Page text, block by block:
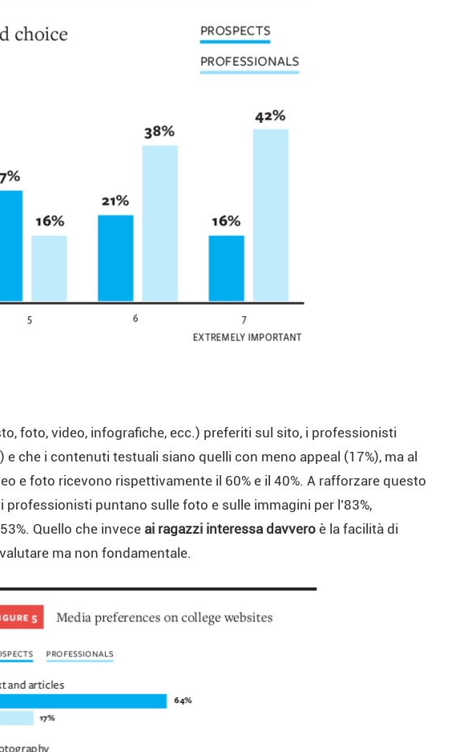
foto, video, infografiche, ecc.) preferiti sul sito, i professionisti
e che i contenuti testuali siano quelli con meno appeal (17%), ma al
e foto ricevono rispettivamente il 60% e il 40%. A rafforzare questo
puntano sulle foto e sulle immagini per l’83%,
Quello che invece ai ragazzi interessa davvero è la facilità di
ma non fondamentale.